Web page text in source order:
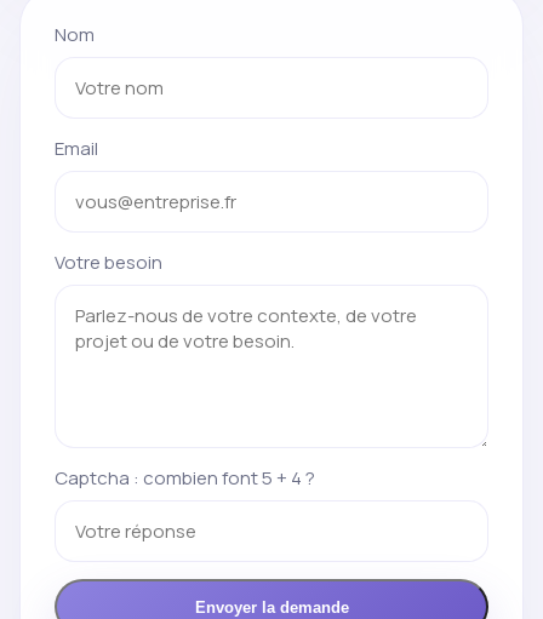
Nom
Email
Votre besoin
Captcha : combien font 5 + 4 ?
Envoyer la demande